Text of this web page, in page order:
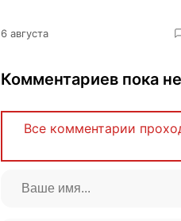
6 августа
Комментариев пока
Все комментарии